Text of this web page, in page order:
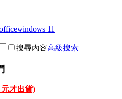
officewindows 11
搜尋內容高級搜索
元才出貨)